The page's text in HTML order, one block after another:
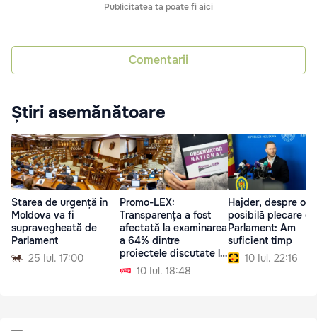
Publicitatea ta poate fi aici
Comentarii
Știri asemănătoare
Starea de urgență în
Moldova va fi
supravegheată de
Parlament
25 Iul. 17:00
Promo-LEX:
Transparența a fost
afectată la examinarea
a 64% dintre
proiectele discutate la
ședința Parlamentului
10 Iul. 18:48
Hajder, despre o
posibilă plecare
Parlament: Am
suficient timp
10 Iul. 22:16